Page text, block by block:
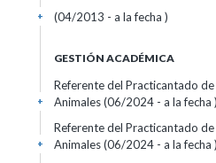
(04/2013 - a la fecha )
+
GESTIÓN ACADÉMICA
Referente del Practicantado
Animales (06/2024 - a la fecha )
+
Referente del Practicantado
Animales (06/2024 - a la fecha )
+